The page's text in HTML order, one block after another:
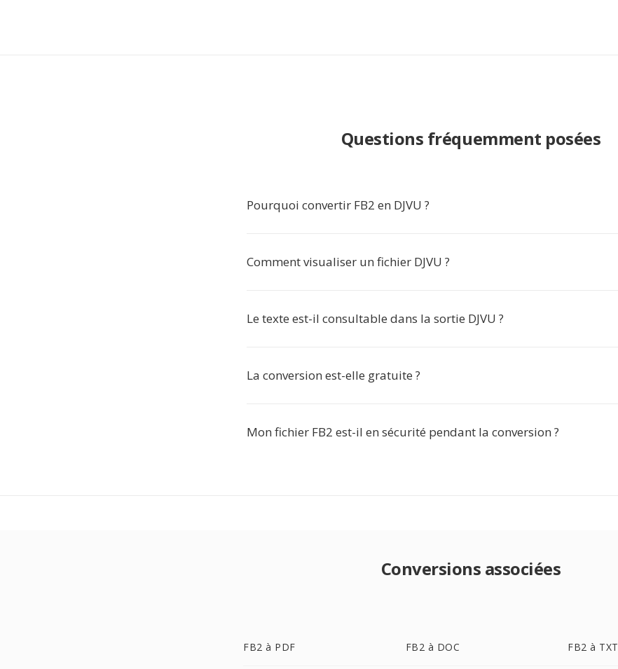
Questions fréquemment posées
Pourquoi convertir FB2 en DJVU ?
Comment visualiser un fichier DJVU ?
Le texte est-il consultable dans la sortie DJVU ?
La conversion est-elle gratuite ?
Mon fichier FB2 est-il en sécurité pendant la conversion ?
Conversions associées
FB2 à PDF FB2 à DOC FB2 à TXT